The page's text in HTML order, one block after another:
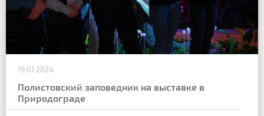
19.01.2024
Полистовский заповедник на выставке в
Природограде